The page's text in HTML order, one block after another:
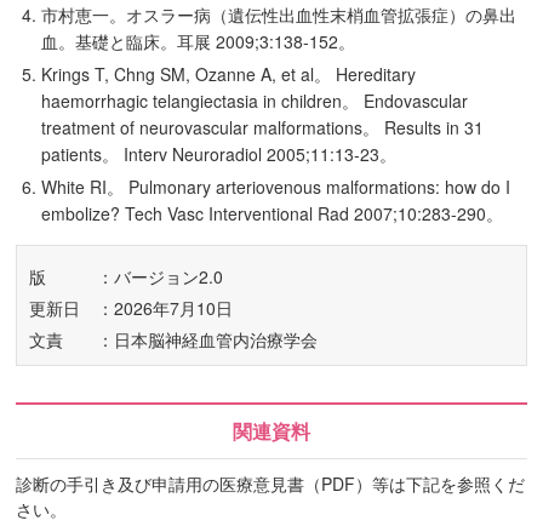
市村恵一。オスラー病（遺伝性出血性末梢血管拡張症）の鼻出
血。基礎と臨床。耳展 2009;3:138-152。
Krings T, Chng SM, Ozanne A, et al。 Hereditary
haemorrhagic telangiectasia in children。 Endovascular
treatment of neurovascular malformations。 Results in 31
patients。 Interv Neuroradiol 2005;11:13-23。
White RI。 Pulmonary arteriovenous malformations: how do I
embolize? Tech Vasc Interventional Rad 2007;10:283-290。
版
：バージョン2.0
更新日
：2026年7月10日
文責
：日本脳神経血管内治療学会
関連資料
診断の手引き及び申請用の医療意見書（PDF）等は下記を参照くだ
さい。